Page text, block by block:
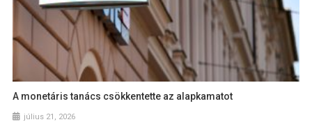
A monetáris tanács csökkentette az alapkamatot
július 21, 2026